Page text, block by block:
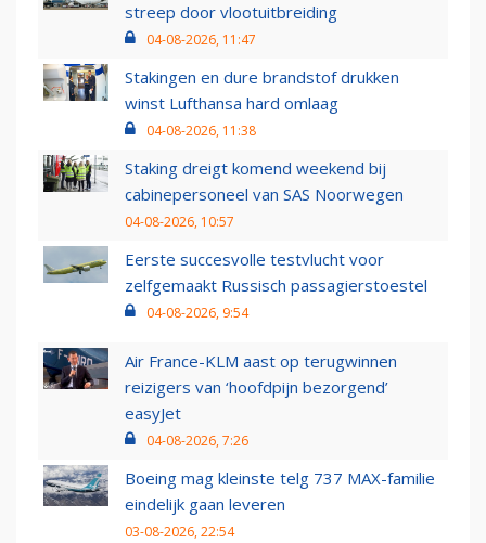
streep door vlootuitbreiding
04-08-2026, 11:47
Stakingen en dure brandstof drukken
winst Lufthansa hard omlaag
04-08-2026, 11:38
Staking dreigt komend weekend bij
cabinepersoneel van SAS Noorwegen
04-08-2026, 10:57
Eerste succesvolle testvlucht voor
zelfgemaakt Russisch passagierstoestel
04-08-2026, 9:54
Air France-KLM aast op terugwinnen
reizigers van ‘hoofdpijn bezorgend’
easyJet
04-08-2026, 7:26
Boeing mag kleinste telg 737 MAX-familie
eindelijk gaan leveren
03-08-2026, 22:54